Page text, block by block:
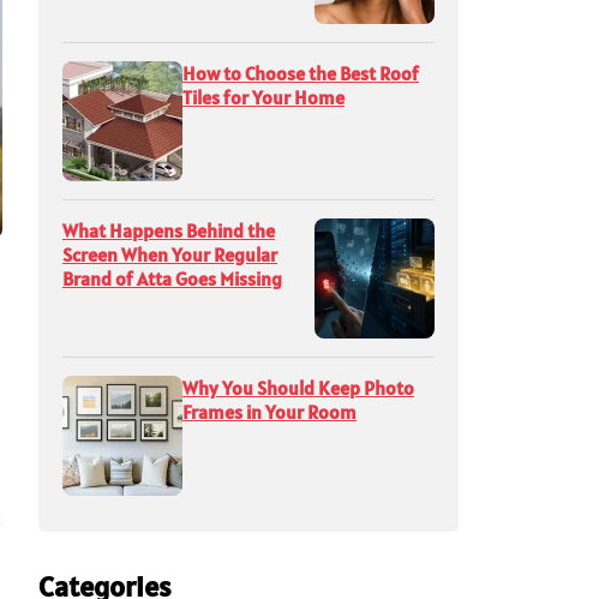
How to Choose the Best Roof
Tiles for Your Home
What Happens Behind the
Screen When Your Regular
Brand of Atta Goes Missing
Why You Should Keep Photo
Frames in Your Room
Categories